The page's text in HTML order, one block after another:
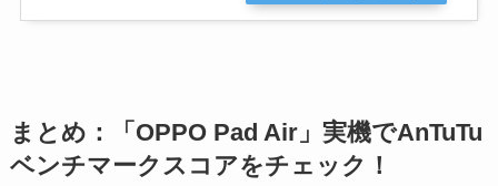
まとめ：「OPPO Pad Air」実機でAnTuTu
ベンチマークスコアをチェック！